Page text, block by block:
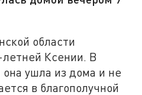
области
Ксении. В
ушла из дома и не
в благополучной